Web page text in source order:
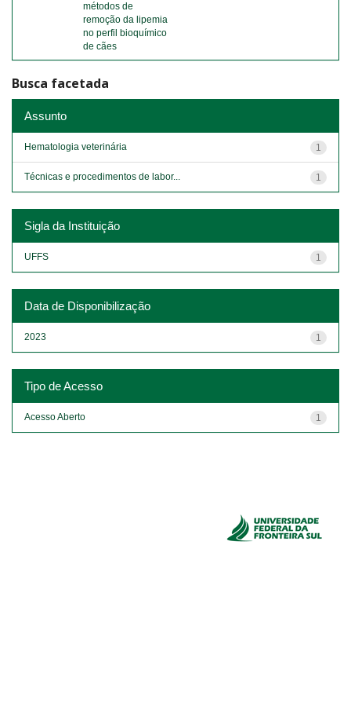
métodos de
remoção da lipemia
no perfil bioquímico
de cães
Busca facetada
Assunto
1
Hematologia veterinária
1
Técnicas e procedimentos de labor...
Sigla da Instituição
1
UFFS
Data de Disponibilização
1
2023
Tipo de Acesso
1
Acesso Aberto